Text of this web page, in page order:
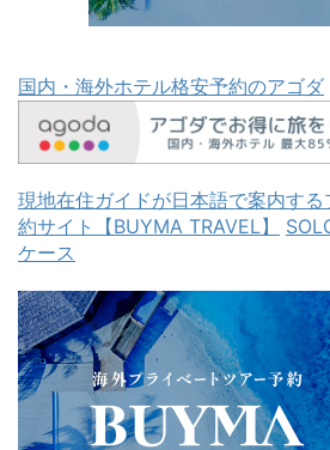
国内・海外ホテル格安予約のアゴダ
現地在住ガイドが日本語で案内す
約サイト【BUYMA TRAVEL】
ケース